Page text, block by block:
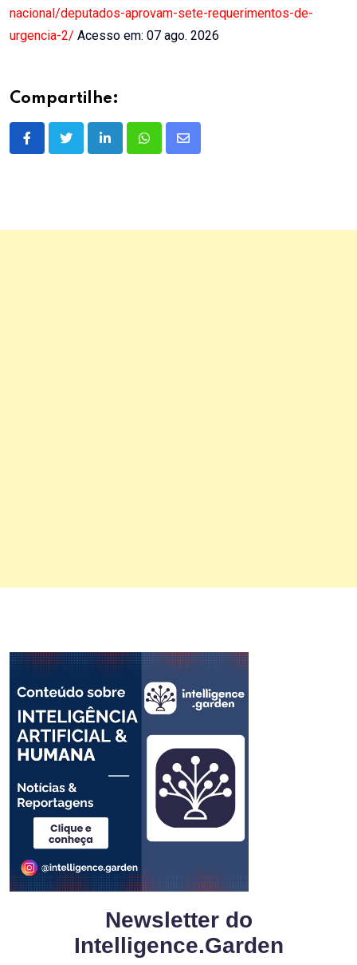
nacional/deputados-aprovam-sete-requerimentos-de-
urgencia-2/ Acesso em: 07 ago. 2026
Compartilhe:
LinkedInWhatsappShare